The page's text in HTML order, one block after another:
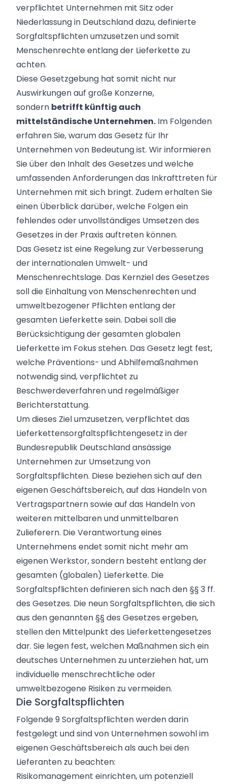
verpflichtet Unternehmen mit Sitz oder
Niederlassung in Deutschland dazu, definierte
Sorgfaltspflichten umzusetzen und somit
Menschenrechte entlang der Lieferkette zu
achten.
Diese Gesetzgebung hat somit nicht nur
Auswirkungen auf große Konzerne,
sondern betrifft künftig auch
mittelständische Unternehmen. Im Folgenden
erfahren Sie, warum das Gesetz für Ihr
Unternehmen von Bedeutung ist. Wir informieren
Sie über den Inhalt des Gesetzes und welche
umfassenden Anforderungen das Inkrafttreten für
Unternehmen mit sich bringt. Zudem erhalten Sie
einen Überblick darüber, welche Folgen ein
fehlendes oder unvollständiges Umsetzen des
Gesetzes in der Praxis auftreten können.
Das Gesetz ist eine Regelung zur Verbesserung
der internationalen Umwelt- und
Menschenrechtslage. Das Kernziel des Gesetzes
soll die Einhaltung von Menschenrechten und
umweltbezogener Pflichten entlang der
gesamten Lieferkette sein. Dabei soll die
Berücksichtigung der gesamten globalen
Lieferkette im Fokus stehen. Das Gesetz legt fest,
welche Präventions- und Abhilfemaßnahmen
notwendig sind, verpflichtet zu
Beschwerdeverfahren und regelmäßiger
Berichterstattung.
Um dieses Ziel umzusetzen, verpflichtet das
Lieferkettensorgfaltspflichtengesetz in der
Bundesrepublik Deutschland ansässige
Unternehmen zur Umsetzung von
Sorgfaltspflichten. Diese beziehen sich auf den
eigenen Geschäftsbereich, auf das Handeln von
Vertragspartnern sowie auf das Handeln von
weiteren mittelbaren und unmittelbaren
Zulieferern. Die Verantwortung eines
Unternehmens endet somit nicht mehr am
eigenen Werkstor, sondern besteht entlang der
gesamten (globalen) Lieferkette. Die
Sorgfaltspflichten definieren sich nach den §§ 3 ff.
des Gesetzes. Die neun Sorgfaltspflichten, die sich
aus den genannten §§ des Gesetzes ergeben,
stellen den Mittelpunkt des Lieferkettengesetzes
dar. Sie legen fest, welchen Maßnahmen sich ein
deutsches Unternehmen zu unterziehen hat, um
individuelle menschrechtliche oder
umweltbezogene Risiken zu vermeiden.
Die Sorgfaltspflichten
Folgende 9 Sorgfaltspflichten werden darin
festgelegt und sind von Unternehmen sowohl im
eigenen Geschäftsbereich als auch bei den
Lieferanten zu beachten:
Risikomanagement einrichten, um potenziell